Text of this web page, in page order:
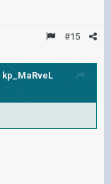
#15
kp_MaRveL